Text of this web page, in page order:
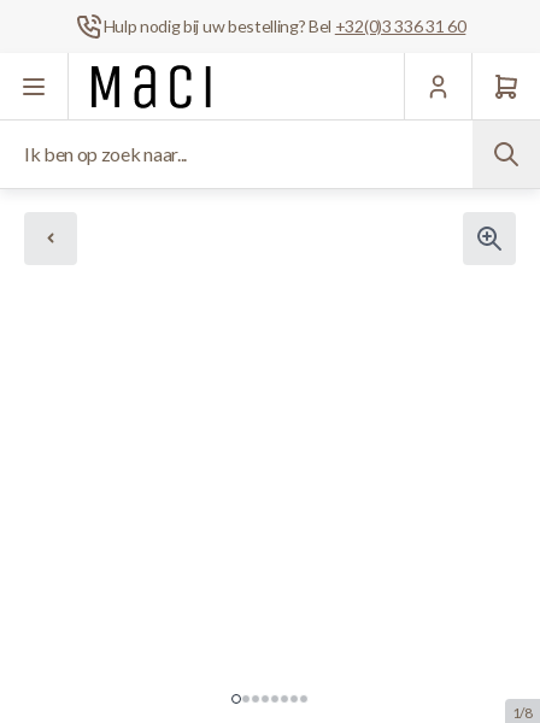
Hulp nodig bij uw bestelling? Bel +32(0)3 336 31 60
Ga naar de inhoud
1/8